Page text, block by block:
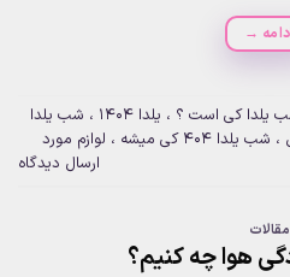
→
شب یلدا کی است ؟ ، یلدا 1404 ، شب یلدا
چند شنبه است ، شب یلدا چند شنبس ، شب یلدا 404 کی میشه ، لوازم مورد
ارسال دیدگاه
مقالات
هوا چه کنیم؟